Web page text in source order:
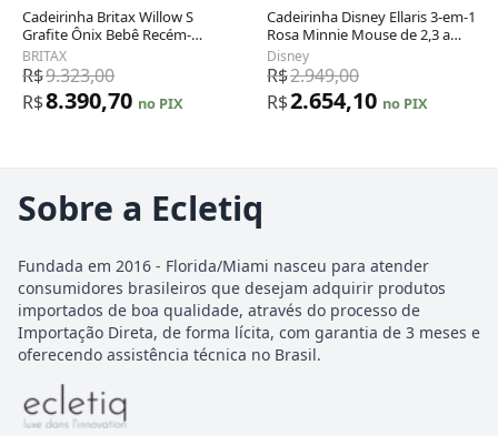
Cadeirinha Britax Willow S
Grafite Ônix Bebê Recém-
nascido com Base Alpine e
Sistema ClickTight 1,8 a 13,6 kg
BRITAX
R$9.323,00
R$8.390,70 no PIX
Cadeirinha Disney Ellaris 3-em-1
Rosa Minnie Mouse de 2,3 a
29,5 kg
Disney
R$2.949,00
R$2.654,10 no PIX
Sobre a Ecletiq
Fundada em 2016 - Florida/Miami nasceu para atender
consumidores brasileiros que desejam adquirir produtos
importados de boa qualidade, através do processo de
Importação Direta, de forma lícita, com garantia de 3 meses e
oferecendo assistência técnica no Brasil.